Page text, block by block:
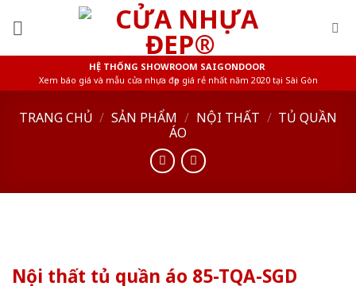
HỆ THỐNG SHOWROOM SAIGONDOOR
Xem báo giá và mẫu cửa nhựa đẹp giá rẻ nhất năm 2020 tại Sài Gòn
TRANG CHỦ / SẢN PHẨM / NỘI THẤT / TỦ QUẦN
ÁO
Nội thất tủ quần áo 85-TQA-SGD